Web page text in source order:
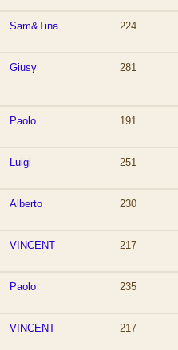
Sam&Tina 224
Giusy 281
Paolo 191
Luigi 251
Alberto 230
VINCENT 217
Paolo 235
VINCENT 217